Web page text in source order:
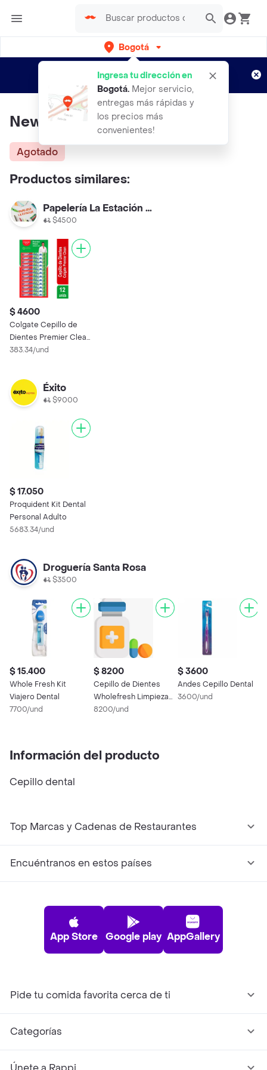
Bogotá
Ingresa tu dirección en
Bogotá. Mejor servicio,
entregas más rápidas y
los precios más
convenientes!
envíos gratis por semanas
Aplican TyC
New-Dent Cepillo
Agotado
Productos similares:
Papelería La Estación De Suba
$4500
$ 4600
Colgate Cepillo de
Dientes Premier Clean
Medio
383.34/und
Éxito
$9000
$ 17.050
Proquident Kit Dental
Personal Adulto
5683.34/und
Droguería Santa Rosa
$3500
$ 15.400
Whole Fresh Kit
Viajero Dental
7700/und
$ 8200
Cepillo de Dientes
Wholefresh Limpieza
Total
8200/und
$ 3600
Andes Cepillo Dental
3600/und
Información del producto
Cepillo dental
Top Marcas y Cadenas de Restaurantes
Encuéntranos en estos países
App Store Google play AppGallery
Pide tu comida favorita cerca de ti
Categorías